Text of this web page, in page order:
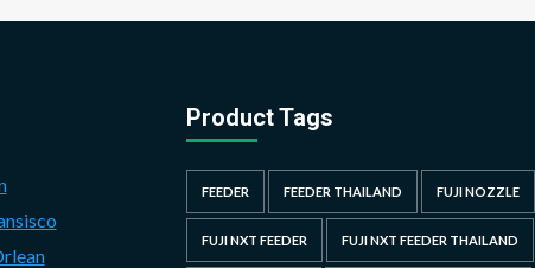
Product Tags
FEEDER FEEDER THAILAND FUJI NOZZLE
FUJI NXT FEEDER FUJI NXT FEEDER THAILAND